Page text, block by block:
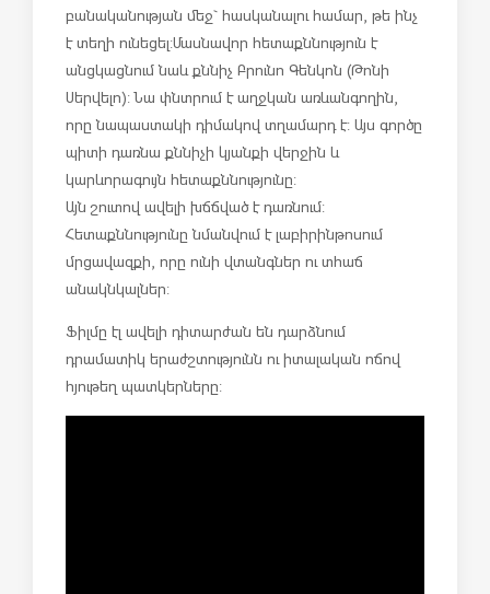
բանականության մեջ` հասկանալու համար, թե ինչ
է տեղի ունեցել:Մասնավոր հետաքննություն է
անցկացնում նաև քննիչ Բրունո Գենկոն (Թոնի
Սերվելո): Նա փնտրում է աղջկան առևանգողին,
որը նապաստակի դիմակով տղամարդ է: Այս գործը
պիտի դառնա քննիչի կյանքի վերջին և
կարևորագույն հետաքննությունը:
Այն շուտով ավելի խճճված է դառնում:
Հետաքննությունը նմանվում է լաբիրինթոսում
մրցավազքի, որը ունի վտանգներ ու տհաճ
անակնկալներ:
Ֆիլմը էլ ավելի դիտարժան են դարձնում
դրամատիկ երաժշտությունն ու իտալական ոճով
հյութեղ պատկերները: